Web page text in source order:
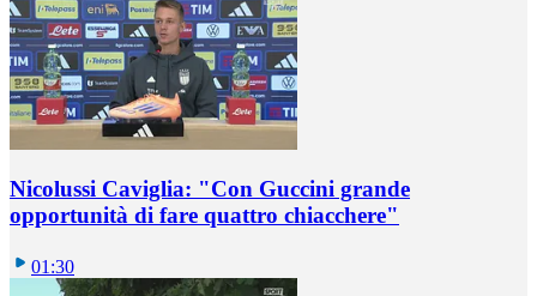
Nicolussi Caviglia: "Con Guccini grande
opportunità di fare quattro chiacchere"
01:30